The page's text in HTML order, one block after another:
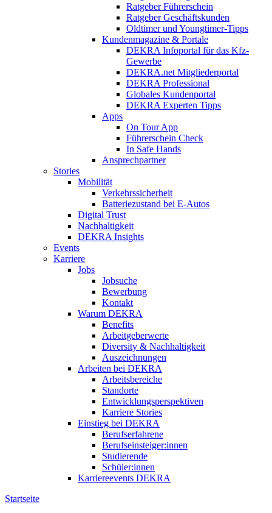
Ratgeber Führerschein
Ratgeber Geschäftskunden
Oldtimer und Youngtimer-Tipps
Kundenmagazine & Portale
DEKRA Infoportal für das Kfz-
Gewerbe
DEKRA.net Mitgliederportal
DEKRA Professional
Globales Kundenportal
DEKRA Experten Tipps
Apps
On Tour App
Führerschein Check
In Safe Hands
Ansprechpartner
Stories
Mobilität
Verkehrssicherheit
Batteriezustand bei E-Autos
Digital Trust
Nachhaltigkeit
DEKRA Insights
Events
Karriere
Jobs
Jobsuche
Bewerbung
Kontakt
Warum DEKRA
Benefits
Arbeitgeberwerte
Diversity & Nachhaltigkeit
Auszeichnungen
Arbeiten bei DEKRA
Arbeitsbereiche
Standorte
Entwicklungsperspektiven
Karriere Stories
Einstieg bei DEKRA
Berufserfahrene
Berufseinsteiger:innen
Studierende
Schüler:innen
Karriereevents DEKRA
Startseite